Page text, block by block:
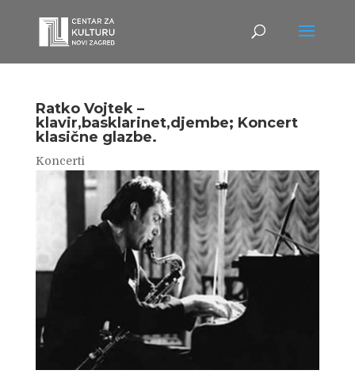
Ratko Vojtek –
klavir,basklarinet,djembe; Koncert
klasične glazbe.
Koncerti